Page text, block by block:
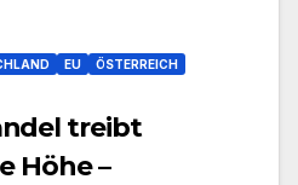
EU
ÖSTERREICH
treibt
Höhe –